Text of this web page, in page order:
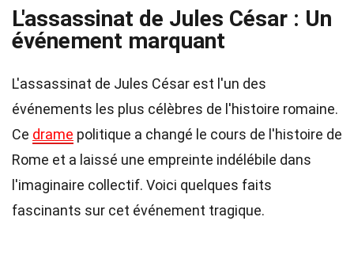
L'assassinat de Jules César : Un
événement marquant
L'assassinat de Jules César est l'un des
événements les plus célèbres de l'histoire romaine.
Ce drame politique a changé le cours de l'histoire de
Rome et a laissé une empreinte indélébile dans
l'imaginaire collectif. Voici quelques faits
fascinants sur cet événement tragique.